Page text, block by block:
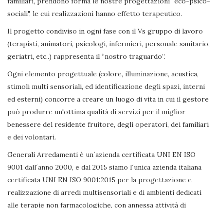
sociali", le cui realizzazioni hanno effetto terapeutico.
Il progetto condiviso in ogni fase con il Vs gruppo di lavoro
(terapisti, animatori, psicologi, infermieri, personale sanitario,
geriatri, etc..) rappresenta il “nostro traguardo”.
Ogni elemento progettuale (colore, illuminazione, acustica,
stimoli multi sensoriali, ed identificazione degli spazi, interni
ed esterni) concorre a creare un luogo di vita in cui il gestore
può produrre un'ottima qualità di servizi per il miglior
benessere del residente fruitore, degli operatori, dei familiari
e dei volontari.
Generali Arredamenti è un´azienda certificata UNI EN ISO
9001 dall´anno 2000, e dal 2015 siamo l´unica azienda italiana
certificata UNI EN ISO 9001:2015 per la progettazione e
realizzazione di arredi multisensoriali e di ambienti dedicati
alle terapie non farmacologiche, con annessa attività di